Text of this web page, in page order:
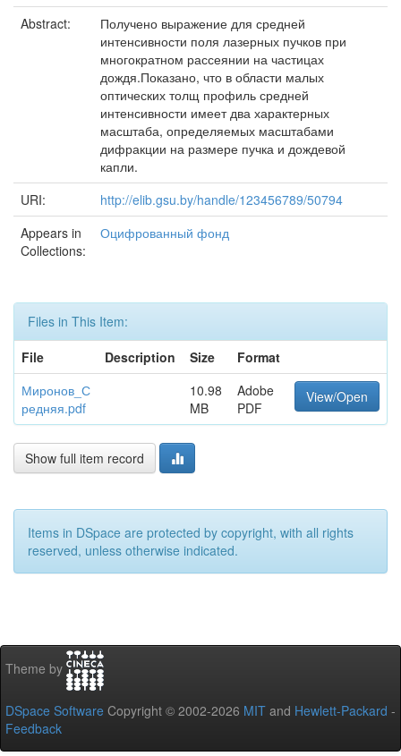
Abstract:
Получено выражение для средней
интенсивности поля лазерных пучков при
многократном рассеянии на частицах
дождя.Показано, что в области малых
оптических толщ профиль средней
интенсивности имеет два характерных
масштаба, определяемых масштабами
дифракции на размере пучка и дождевой
капли.
URI:
http://elib.gsu.by/handle/123456789/50794
Appears in
Collections:
Оцифрованный фонд
Files in This Item:
File
Description Size
Format
Миронов_С
редняя.pdf
10.98
MB
Adobe
PDF
View/Open
Show full item record
Items in DSpace are protected by copyright, with all rights
reserved, unless otherwise indicated.
Theme by
DSpace Software Copyright © 2002-2026 MIT and Hewlett-Packard -
Feedback